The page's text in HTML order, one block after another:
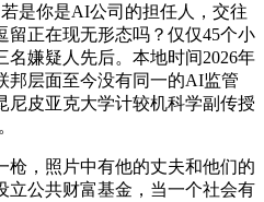
是你是AI公司的担任人，交往
留正在现无形态吗？仅仅45个小
名嫌疑人先后。本地时间2026年
邦层面至今没有同一的AI监管
尼皮亚克大学计较机科学副传授
，照片中有他的丈夫和他们的
立公共财富基金，当一个社会有